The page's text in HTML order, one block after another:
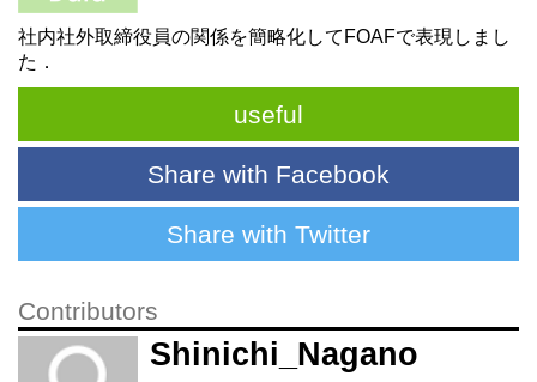
社内社外取締役員の関係を簡略化してFOAFで表現しまし
た．
useful
Share with Facebook
Share with Twitter
Contributors
Shinichi_Nagano